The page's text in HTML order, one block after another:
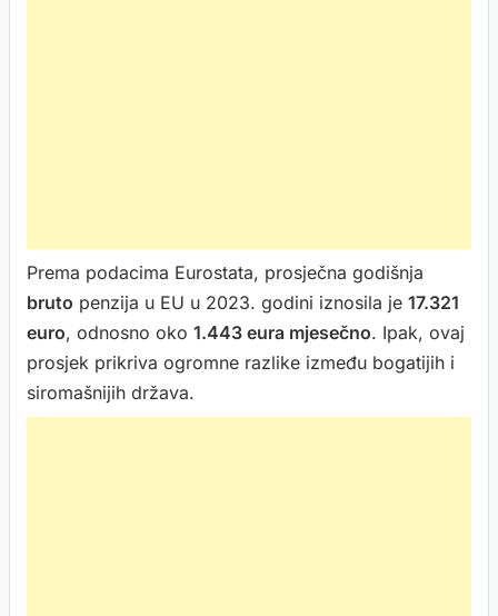
Prema podacima Eurostata, prosječna godišnja
bruto penzija u EU u 2023. godini iznosila je 17.321
euro, odnosno oko 1.443 eura mjesečno. Ipak, ovaj
prosjek prikriva ogromne razlike između bogatijih i
siromašnijih država.